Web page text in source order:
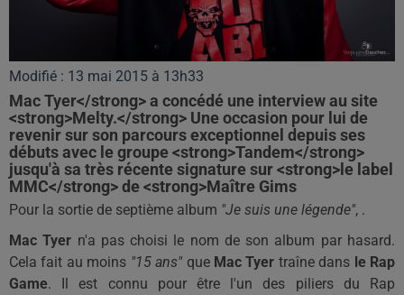
Modifié : 13 mai 2015 à 13h33
Mac Tyer</strong> a concédé une interview au site
<strong>Melty.</strong> Une occasion pour lui de
revenir sur son parcours exceptionnel depuis ses
débuts avec le groupe <strong>Tandem</strong>
jusqu'à sa très récente signature sur <strong>le label
MMC</strong> de <strong>Maître Gims
Pour la sortie de septième album "Je suis une légende", .
Mac Tyer n'a pas choisi le nom de son album par hasard.
Cela fait au moins "15 ans" que Mac Tyer traîne dans le Rap
Game. Il est connu pour être l'un des piliers du Rap